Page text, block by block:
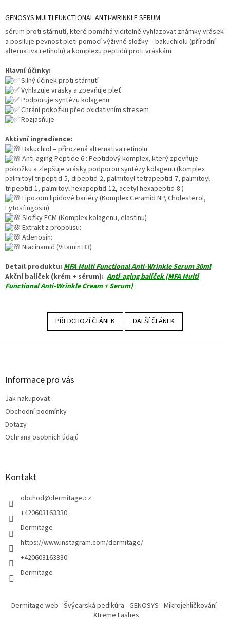
GENOSYS MULTI FUNCTIONAL ANTI-WRINKLE SERUM
sérum proti stárnutí, které pomáhá viditelně vyhlazovat známky vrásek
a posiluje pevnost pleti pomocí výživné složky – bakuchiolu (přírodní
alternativa retinolu) a komplexu peptidů proti vráskám.
Hlavní účinky:
Silný účinek proti stárnutí
Vyhlazuje vrásky a zpevňuje pleť
Podporuje syntézu kolagenu
Chrání pokožku před oxidativním stresem
Rozjasňuje
Aktivní ingredience:
Bakuchiol = přirozená alternativa retinolu
Anti-aging Peptide 6 : Peptidový komplex, který zpevňuje
pokožku a zlepšuje vrásky podporou syntézy kolagenu (komplex
palmitoyl tripeptid-5, dipeptid-2, palmitoyl tetrapeptid-7, palmitoyl
tripeptid-1, palmitoyl hexapeptid-12, acetyl hexapeptid-8 )
Lipozom lipidové bariéry (Komplex Ceramid NP, Cholesterol,
Fytosfingosin)
Složky ECM (Komplex kolagenu, elastinu)
Extrakt z propolisu:
Adenosin:
Niacinamid (Vitamin B3)
Detail produktu: MFA Multi Functional Anti-Wrinkle Serum 30ml
Akční balíček (krém + sérum): Anti-aging balíček (MFA Multi
Functional Anti-Wrinkle Cream + Serum)
PŘEDCHOZÍ ČLÁNEK DALŠÍ ČLÁNEK
Z
Informace pro vás
Jak nakupovat
Obchodní podmínky
Dotazy
Ochrana osobních údajů
Kontakt
obchod@dermitage.cz
+420603163330
Dermitage
https://www.instagram.com/dermitage/
+420603163330
Dermitage
Dermitage web Švýcarská pedikúra GENOSYS Mikrojehličkování
Xtreme Lashes